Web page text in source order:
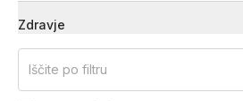
Zdravje
Iščite po filtru